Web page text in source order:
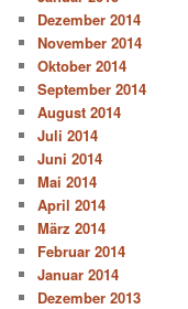
Dezember 2014
November 2014
Oktober 2014
September 2014
August 2014
Juli 2014
Juni 2014
Mai 2014
April 2014
März 2014
Februar 2014
Januar 2014
Dezember 2013